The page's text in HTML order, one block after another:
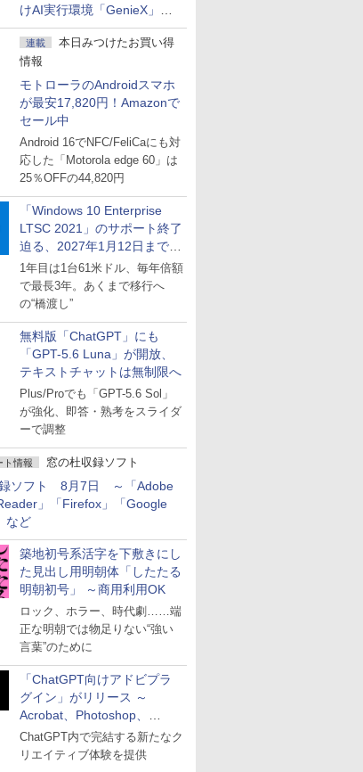
けAI実行環境「GenieX」を
試してみた
連載
本日みつけたお買い得
情報
モトローラのAndroidスマホ
が最安17,820円！Amazonで
セール中
Android 16でNFC/FeliCaにも対
応した「Motorola edge 60」は
25％OFFの44,820円
「Windows 10 Enterprise
LTSC 2021」のサポート終了
迫る、2027年1月12日まで
～ESUは9月1日から販売
1年目は1台61米ドル、毎年倍額
で最長3年。あくまで移行へ
の“橋渡し”
無料版「ChatGPT」にも
「GPT-5.6 Luna」が開放、
テキストチャットは無制限へ
Plus/Proでも「GPT-5.6 Sol」
が強化、即答・熟考をスライダ
ーで調整
ト情報 窓の杜収録ソフト
録ソフト 8月7日 ～「Adobe
」「Firefox」「Google
など
築地初号系活字を下敷きにし
た見出し用明朝体「したたる
明朝初号」 ～商用利用OK
ロック、ホラー、時代劇……端
正な明朝では物足りない“強い
言葉”のために
「ChatGPT向けアドビプラ
グイン」がリリース ～
Acrobat、Photoshop、
Premiereなどの機能を1つの
プラグインに統合
ChatGPT内で完結する新たなク
リエイティブ体験を提供